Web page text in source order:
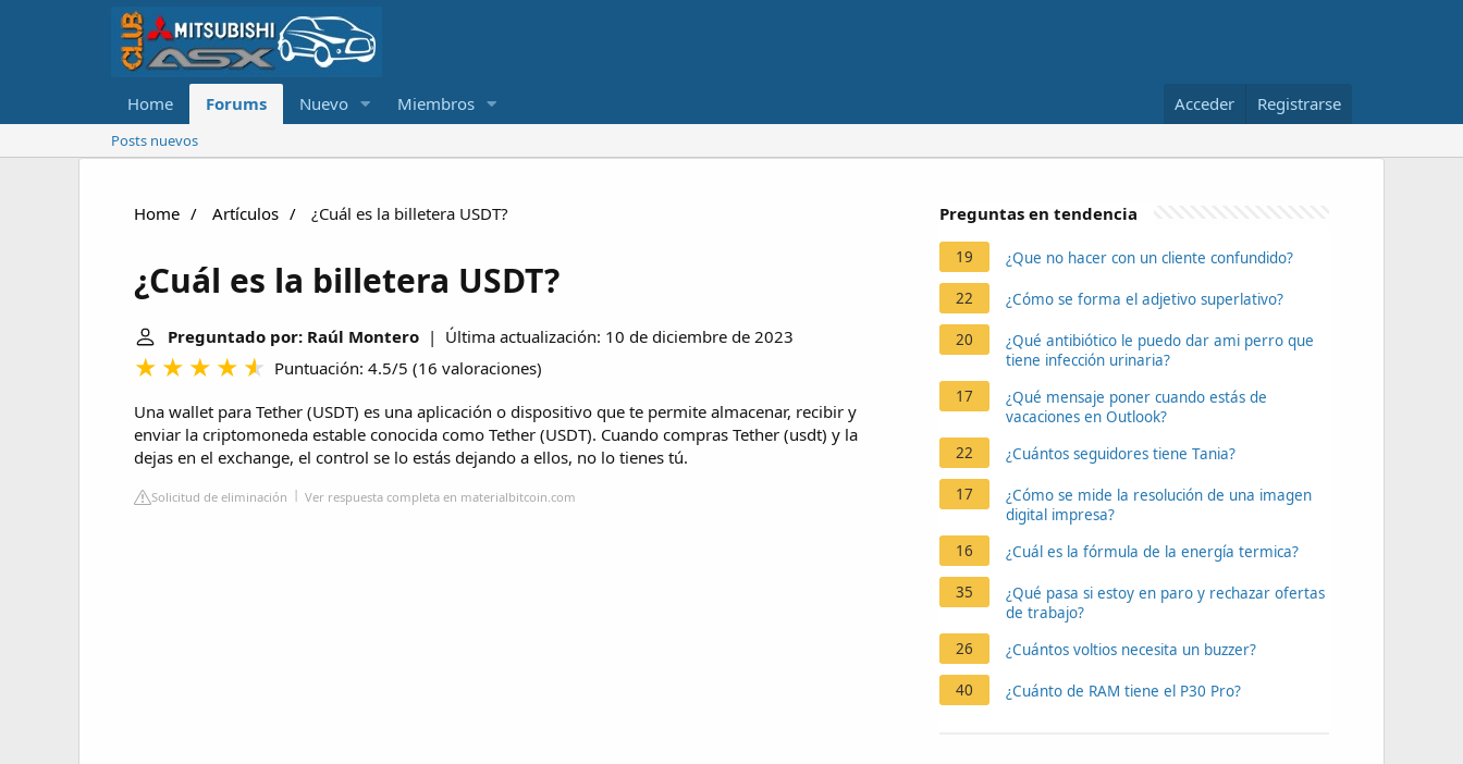
Home Forums Nuevo Miembros Acceder Registrarse
Posts nuevos
Home Artículos ¿Cuál es la billetera USDT?
¿Cuál es la billetera USDT?
Preguntado por: Raúl Montero | Última actualización: 10 de diciembre de 2023
Puntuación: 4.5/5 (16 valoraciones)
Una wallet para Tether (USDT) es una aplicación o dispositivo que te permite almacenar, recibir y
enviar la criptomoneda estable conocida como Tether (USDT). Cuando compras Tether (usdt) y la
dejas en el exchange, el control se lo estás dejando a ellos, no lo tienes tú.
Solicitud de eliminación Ver respuesta completa en materialbitcoin.com
Preguntas en tendencia
19 ¿Que no hacer con un cliente confundido?
22 ¿Cómo se forma el adjetivo superlativo?
20
¿Qué antibiótico le puedo dar ami perro que
tiene infección urinaria?
17
¿Qué mensaje poner cuando estás de
vacaciones en Outlook?
22
¿Cuántos seguidores tiene Tania?
17
¿Cómo se mide la resolución de una imagen
digital impresa?
16
¿Cuál es la fórmula de la energía termica?
35
¿Qué pasa si estoy en paro y rechazar ofertas
de trabajo?
26
¿Cuántos voltios necesita un buzzer?
40 ¿Cuánto de RAM tiene el P30 Pro?